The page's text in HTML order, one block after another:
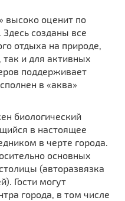
высоко оценит по
созданы все
отдыха на природе,
так и для активных
поддерживает
в «аква»
биологический
в настоящее
в черте города.
основных
(авторазвязка
Гости могут
города, в том числе